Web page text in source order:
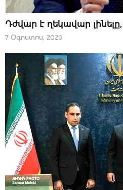
07 ՕԳՈՍՏՈՍԻ, 2026
Դժվար է ղեկավար
7 Օգոստոս, 2026